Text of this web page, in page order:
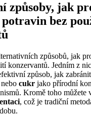
způsoby, jak
bez
způsobů, jak
konzervantů. Jedním z
způsob, jak
nebo cukr jako přírodní
Kromě toho můžete
, což je tradiční